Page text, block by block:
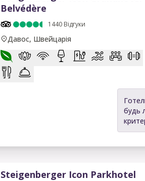
Belvédère
1440 Відгуки
Давос, Швейцарія
будь
Steigenberger Icon Parkhotel